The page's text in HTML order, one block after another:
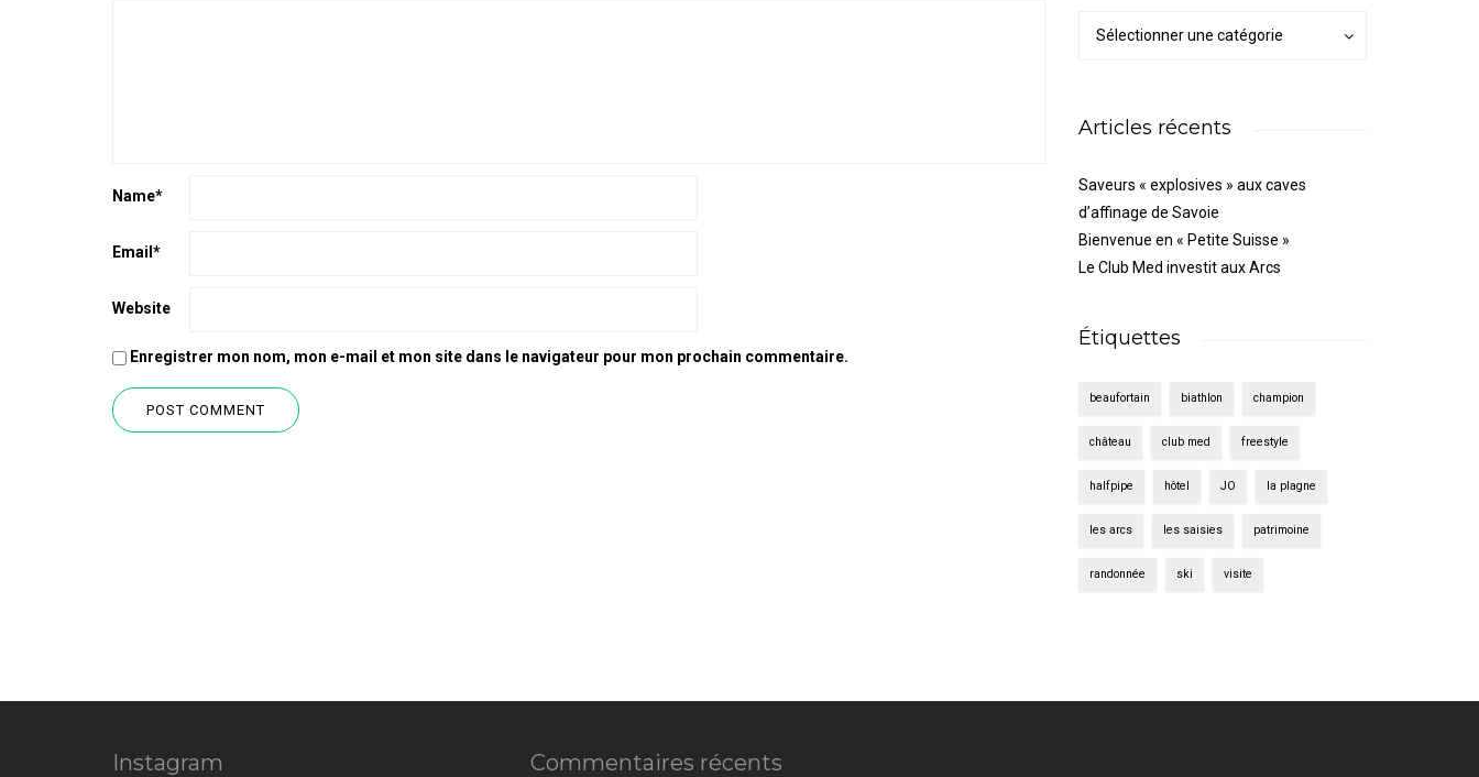
Name*
Email *
Website
Enregistrer mon nom, mon e-mail et mon site dans le navigateur pour mon prochain commentaire.
Sélectionner une catégorie
Articles récents
Saveurs « explosives » aux caves
d’affinage de Savoie
Bienvenue en « Petite Suisse »
Le Club Med investit aux Arcs
Étiquettes
beaufortain biathlon champion
château club med freestyle
halfpipe hôtel JO la plagne
les arcs les saisies patrimoine
randonnée ski visite
Instagram Commentaires récents